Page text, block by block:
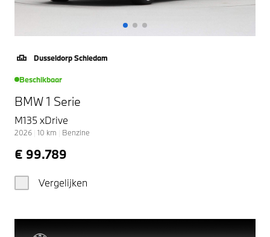
Dusseldorp Schiedam
Beschikbaar
BMW 1 Serie
M135 xDrive
2026 10 km Benzine
€ 99.789
Vergelijken